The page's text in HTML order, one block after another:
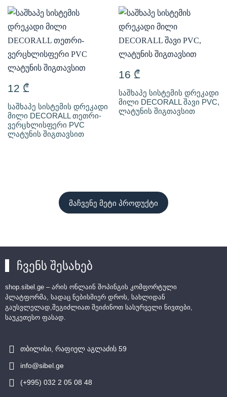
12 ₾
საშხაპე სისტემის დრეკადი
მილი DECORALL თეთრი-
ვერცხლისფერი PVC
ლატუნის შიგთავსით
16 ₾
საშხაპე სისტემის დრეკადი
მილი DECORALL შავი PVC,
ლატუნის შიგთავსით
მაჩვენე მეტი პროდუქტი
ჩვენს შესახებ
shop.sibel.ge – არის ონლაინ შოპინგის კომფორტული
პლატფორმა, სადაც ნებისმიერ დროს, სახლიდან
გაუსვლელად,შეგიძლიათ შეიძინოთ სასურველი ნივთები,
საუკეთესო ფასად.
თბილისი, რაფიელ აგლაძის 59
info@sibel.ge
(+995) 032 2 05 08 48